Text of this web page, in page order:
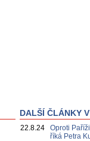
DALŠÍ ČLÁNKY
22.8.24
Oproti
říká Petra